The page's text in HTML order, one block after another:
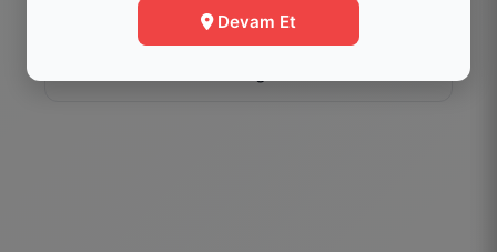
Menüye Git
Devam Et